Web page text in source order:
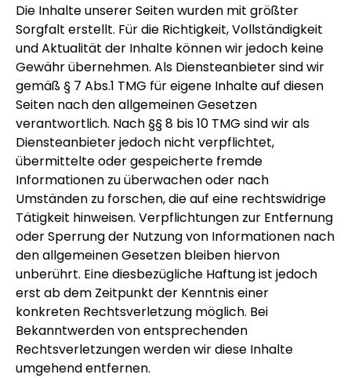
Die Inhalte unserer Seiten wurden mit größter
Sorgfalt erstellt. Für die Richtigkeit, Vollständigkeit
und Aktualität der Inhalte können wir jedoch keine
Gewähr übernehmen. Als Diensteanbieter sind wir
gemäß § 7 Abs.1 TMG für eigene Inhalte auf diesen
Seiten nach den allgemeinen Gesetzen
verantwortlich. Nach §§ 8 bis 10 TMG sind wir als
Diensteanbieter jedoch nicht verpflichtet,
übermittelte oder gespeicherte fremde
Informationen zu überwachen oder nach
Umständen zu forschen, die auf eine rechtswidrige
Tätigkeit hinweisen. Verpflichtungen zur Entfernung
oder Sperrung der Nutzung von Informationen nach
den allgemeinen Gesetzen bleiben hiervon
unberührt. Eine diesbezügliche Haftung ist jedoch
erst ab dem Zeitpunkt der Kenntnis einer
konkreten Rechtsverletzung möglich. Bei
Bekanntwerden von entsprechenden
Rechtsverletzungen werden wir diese Inhalte
umgehend entfernen.